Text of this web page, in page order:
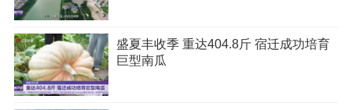
盛夏丰收季 重达404.8斤 宿迁成功培育
巨型南瓜